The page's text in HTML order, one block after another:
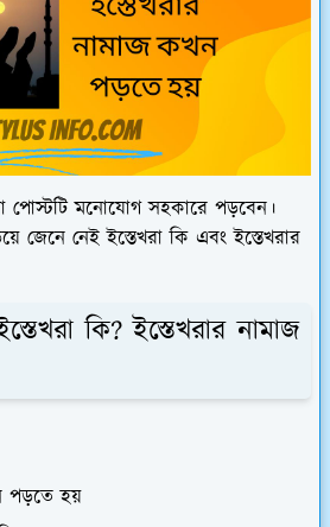
মনোযোগ সহকারে পড়বেন।
জেনে নেই ইস্তেখরা কি এবং ইস্তেখরার
কি? ইস্তেখরার নামাজ
পড়তে হয়